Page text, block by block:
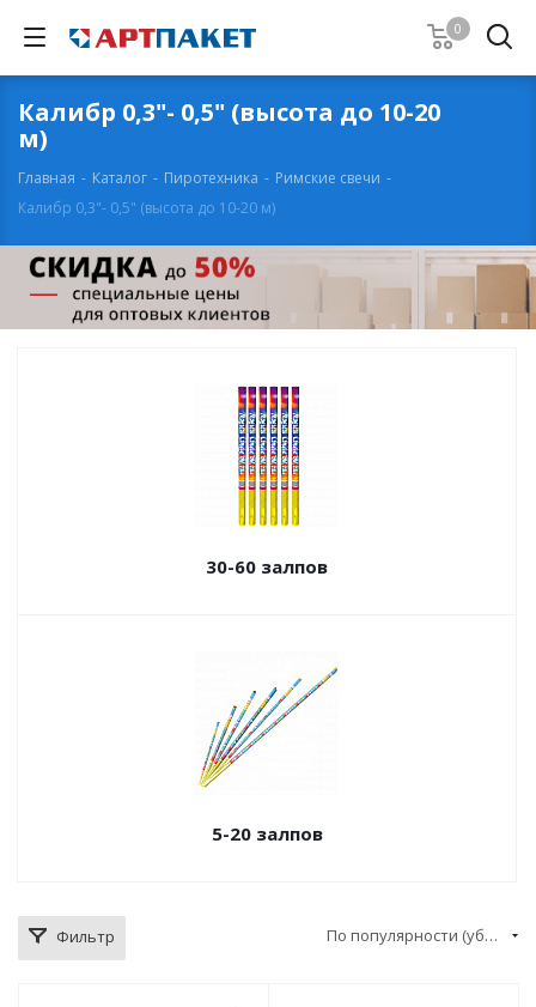
0
Калибр 0,3"- 0,5" (высота до 10-20
м)
Главная - Каталог - Пиротехника - Римские свечи -
Калибр 0,3"- 0,5" (высота до 10-20 м)
30-60 залпов
5-20 залпов
Фильтр По популярности (убывание)